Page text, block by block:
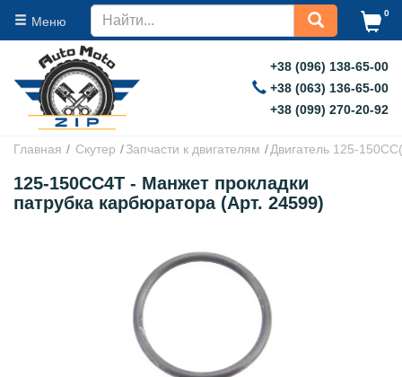
Меню
0
+38 (096) 138-65-00
+38 (063) 136-65-00
+38 (099) 270-20-92
Главная Скутер Запчасти к двигателям Двигатель 125-
125-150CC4T - Манжет прокладки
патрубка карбюратора (Арт. 24599)